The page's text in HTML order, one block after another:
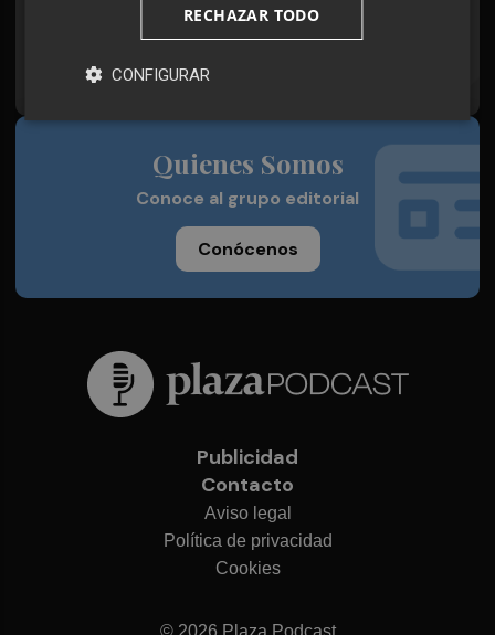
Plaza Podcast, desde cualquier medio
Quienes Somos
Conoce al grupo editorial
Conócenos
Publicidad
Contacto
Aviso legal
Política de privacidad
Cookies
© 2026 Plaza Podcast
RECHAZAR TODO
CONFIGURAR